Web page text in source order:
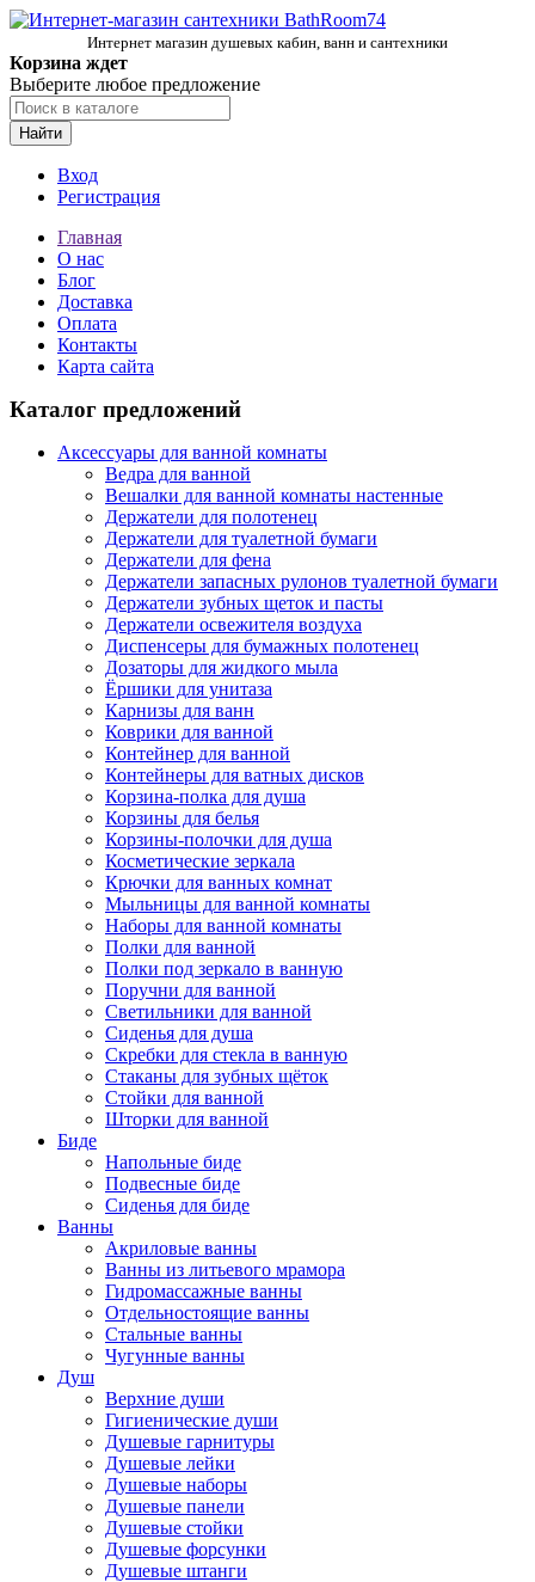
Интернет магазин душевых кабин, ванн и сантехники
Корзина ждет
Выберите любое предложение
Найти
Вход
Регистрация
Главная
О нас
Блог
Доставка
Оплата
Контакты
Карта сайта
Каталог предложений
Аксессуары для ванной комнаты
Ведра для ванной
Вешалки для ванной комнаты настенные
Держатели для полотенец
Держатели для туалетной бумаги
Держатели для фена
Держатели запасных рулонов туалетной бумаги
Держатели зубных щеток и пасты
Держатели освежителя воздуха
Диспенсеры для бумажных полотенец
Дозаторы для жидкого мыла
Ёршики для унитаза
Карнизы для ванн
Коврики для ванной
Контейнер для ванной
Контейнеры для ватных дисков
Корзина-полка для душа
Корзины для белья
Корзины-полочки для душа
Косметические зеркала
Крючки для ванных комнат
Мыльницы для ванной комнаты
Наборы для ванной комнаты
Полки для ванной
Полки под зеркало в ванную
Поручни для ванной
Светильники для ванной
Сиденья для душа
Скребки для стекла в ванную
Стаканы для зубных щёток
Стойки для ванной
Шторки для ванной
Биде
Напольные биде
Подвесные биде
Сиденья для биде
Ванны
Акриловые ванны
Ванны из литьевого мрамора
Гидромассажные ванны
Отдельностоящие ванны
Стальные ванны
Чугунные ванны
Душ
Верхние души
Гигиенические души
Душевые гарнитуры
Душевые лейки
Душевые наборы
Душевые панели
Душевые стойки
Душевые форсунки
Душевые штанги